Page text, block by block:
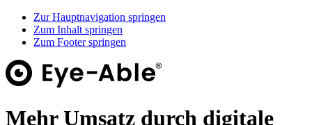
Zur Hauptnavigation springen
Zum Inhalt springen
Zum Footer springen
Mehr Umsatz durch digitale